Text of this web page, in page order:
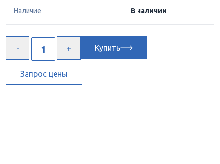
Наличие В наличии
Купить
Запрос цены